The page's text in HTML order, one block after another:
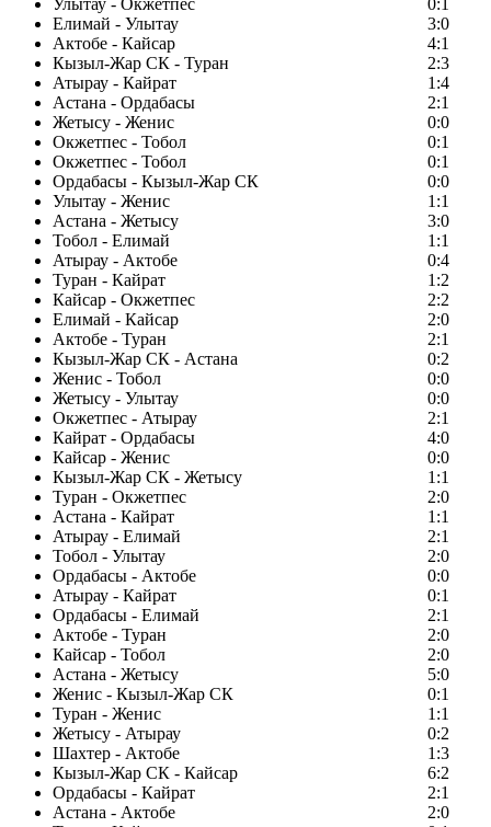
Улытау - Окжетпес
0:1
Елимай - Улытау
3:0
Актобе - Кайсар
4:1
Кызыл-Жар СК - Туран
2:3
Атырау - Кайрат
1:4
Астана - Ордабасы
2:1
Жетысу - Женис
0:0
Окжетпес - Тобол
0:1
Окжетпес - Тобол
0:1
Ордабасы - Кызыл-Жар СК
0:0
Улытау - Женис
1:1
Астана - Жетысу
3:0
Тобол - Елимай
1:1
Атырау - Актобе
0:4
Туран - Кайрат
1:2
Кайсар - Окжетпес
2:2
Елимай - Кайсар
2:0
Актобе - Туран
2:1
Кызыл-Жар СК - Астана
0:2
Женис - Тобол
0:0
Жетысу - Улытау
0:0
Окжетпес - Атырау
2:1
Кайрат - Ордабасы
4:0
Кайсар - Женис
0:0
Кызыл-Жар СК - Жетысу
1:1
Туран - Окжетпес
2:0
Астана - Кайрат
1:1
Атырау - Елимай
2:1
Тобол - Улытау
2:0
Ордабасы - Актобе
0:0
Атырау - Кайрат
0:1
Ордабасы - Елимай
2:1
Актобе - Туран
2:0
Кайсар - Тобол
2:0
Астана - Жетысу
5:0
Женис - Кызыл-Жар СК
0:1
Туран - Женис
1:1
Жетысу - Атырау
0:2
Шахтер - Актобе
1:3
Кызыл-Жар СК - Кайсар
6:2
Ордабасы - Кайрат
2:1
Астана - Актобе
2:0